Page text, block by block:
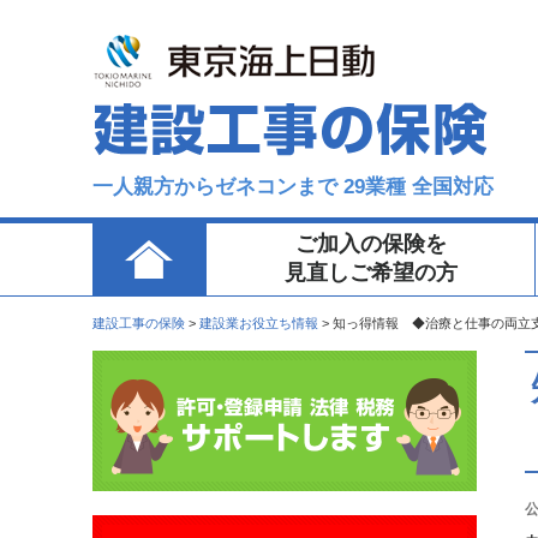
一人親方からゼネコンまで 29業種 全国対応
ご加入の保険を
見直しご希望の方
建設工事の保険 > 建設業お役立ち情報 > 知っ得情報 ◆治療と仕事の両立